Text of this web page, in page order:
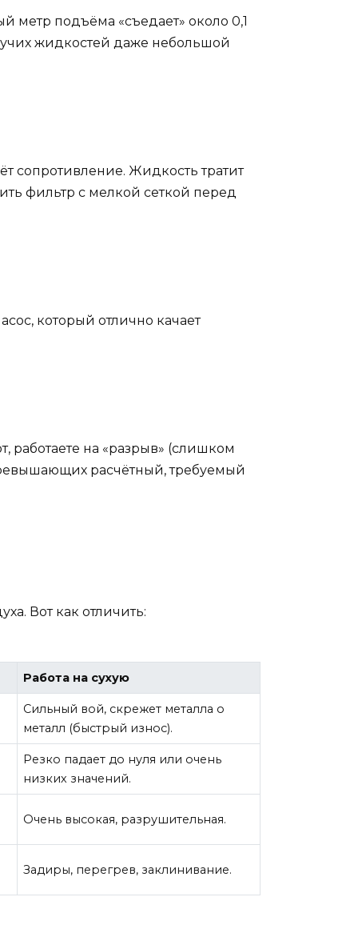
метр подъёма «съедает» около 0,1
жидкостей даже небольшой
сопротивление. Жидкость тратит
фильтр с мелкой сеткой перед
который отлично качает
работаете на «разрыв» (слишком
расчётный, требуемый
Вот как отличить:
Работа на сухую
Сильный вой, скрежет металла о
металл (быстрый износ).
Резко падает до нуля или очень
низких значений.
Очень высокая, разрушительная.
Задиры, перегрев, заклинивание.